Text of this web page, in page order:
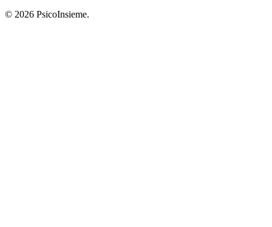
© 2026 PsicoInsieme.